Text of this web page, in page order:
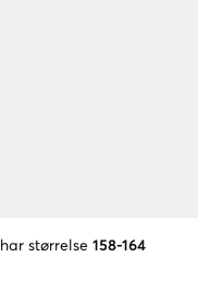
størrelse 158-164